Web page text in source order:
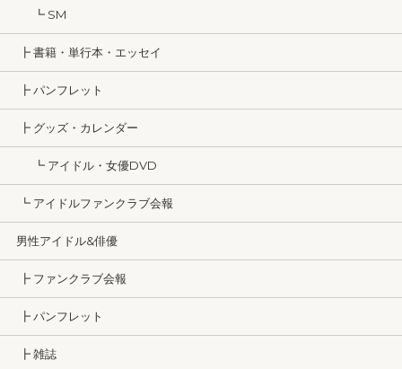
┗ SM
┣ 書籍・単行本・エッセイ
┣ パンフレット
┣ グッズ・カレンダー
┗ アイドル・女優DVD
┗ アイドルファンクラブ会報
男性アイドル&俳優
┣ ファンクラブ会報
┣ パンフレット
┣ 雑誌